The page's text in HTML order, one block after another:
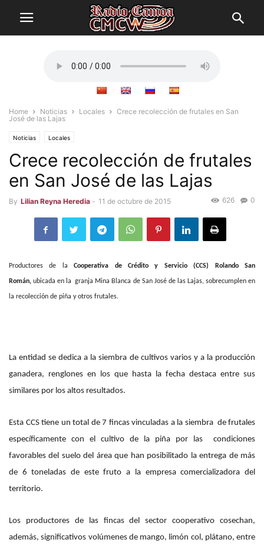
Home Noticias Locales
Crece recolección de frutales en San
José de las Lajas
Noticias Locales
Crece recolección de frutales
en San José de las Lajas
By Lilian Reyna Heredia - 11 de octubre de 2015 0
626
Productores de laCooperativa de Crédito y Servicio (CCS) Rolando San
Román,ubicada en la granja Mina Blanca de San José de las Lajas, sobrecumplen en
la recolección de piña y otros frutales.
La entidad se dedica a la siembra de cultivos varios y a la producción
ganadera, renglones en los que hasta la fecha destaca entre sus
similares por los altos resultados.
Esta CCS tiene un total de 7 fincas vinculadas a la siembra de frutales
específicamente con el cultivo de la piña por las condiciones
favorables del suelo del área que han posibilitado la entrega de más
de 6 toneladas de este fruto a la empresa comercializadora del
territorio.
Los productores de las fincas del sector cooperativo cosechan,
además, significativos volúmenes de mango, limón col, plátano, entre